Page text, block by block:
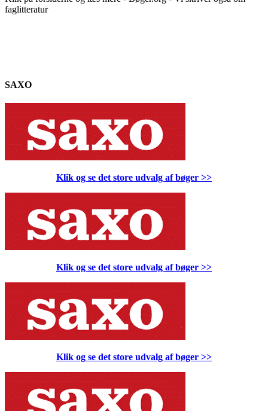
faglitteratur
SAXO
Klik og se det store udvalg af bøger >>
Klik og se det store udvalg af bøger >>
Klik og se det store udvalg af bøger >>